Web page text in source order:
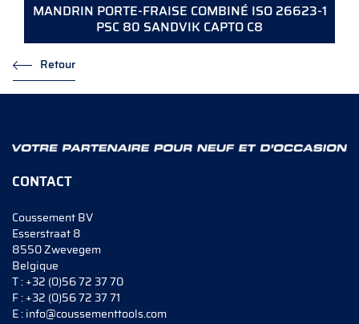
MANDRIN PORTE-FRAISE COMBINÉ ISO 26623-1
PSC 80 SANDVIK CAPTO C8
Retour
CONTACT
Coussement BV
Esserstraat 8
8550 Zwevegem
Belgique
T :+32 (0)56 72 37 70
F :+32 (0)56 72 37 71
E :info@coussementtools.com